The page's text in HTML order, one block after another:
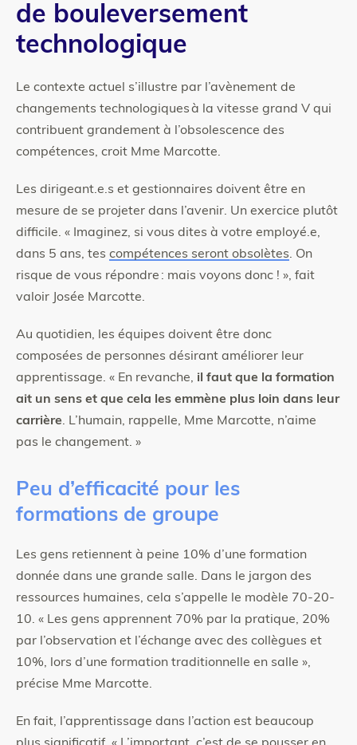
de bouleversement
technologique
Le contexte actuel s’illustre par l’avènement de
changements technologiques à la vitesse grand V qui
contribuent grandement à l’obsolescence des
compétences, croit Mme Marcotte.
Les dirigeant.e.s et gestionnaires doivent être en
mesure de se projeter dans l’avenir. Un exercice plutôt
difficile. « Imaginez, si vous dites à votre employé.e,
dans 5 ans, tes compétences seront obsolètes. On
risque de vous répondre : mais voyons donc ! », fait
valoir Josée Marcotte.
Au quotidien, les équipes doivent être donc
composées de personnes désirant améliorer leur
apprentissage. « En revanche, il faut que la formation
ait un sens et que cela les emmène plus loin dans leur
carrière. L’humain, rappelle, Mme Marcotte, n’aime
pas le changement. »
Peu d’efficacité pour les
formations de groupe
Les gens retiennent à peine 10% d’une formation
donnée dans une grande salle. Dans le jargon des
ressources humaines, cela s’appelle le modèle 70-20-
10. « Les gens apprennent 70% par la pratique, 20%
par l’observation et l’échange avec des collègues et
10%, lors d’une formation traditionnelle en salle »,
précise Mme Marcotte.
En fait, l’apprentissage dans l’action est beaucoup